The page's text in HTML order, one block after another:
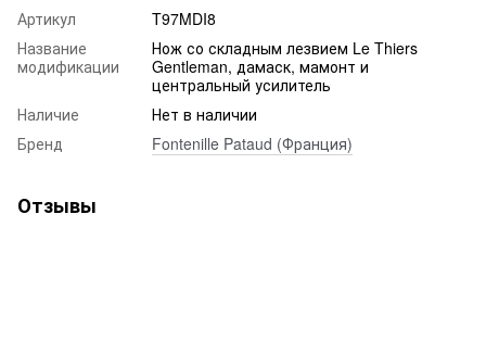
Артикул
T97MDI8
Название
модификации
Нож со складным лезвием Le Thiers
Gentleman, дамаск, мамонт и
центральный усилитель
Наличие
Нет в наличии
Бренд
Fontenille Pataud (Франция)
Отзывы